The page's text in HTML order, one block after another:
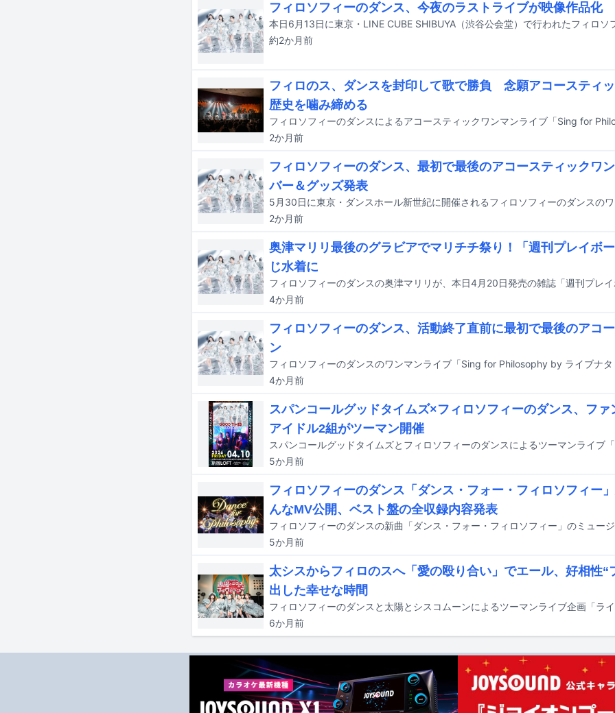
フィロソフィーのダンス、今夜のラストライブが映像作品化
約2か月前
フィロのス、ダンスを封印して歌で勝負 念願アコースティ
歴史を噛み締める
2か月前
フィロソフィーのダンス、最初で最後のアコースティックワ
バー＆グッズ発表
2か月前
奥津マリリ最後のグラビアでマリチチ祭り！「週刊プレイボ
じ水着に
4か月前
フィロソフィーのダンス、活動終了直前に最初で最後のアコ
ン
4か月前
スパンコールグッドタイムズ×フィロソフィーのダンス、ファ
アイドル2組がツーマン開催
5か月前
フィロソフィーのダンス「ダンス・フォー・フィロソフィー
んなMV公開、ベスト盤の全収録内容発表
5か月前
太シスからフィロのスへ「愛の殴り合い」でエール、好相性“
出した幸せな時間
6か月前